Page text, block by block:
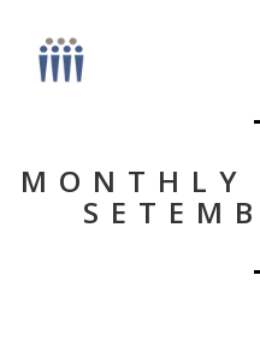
MONTHLY